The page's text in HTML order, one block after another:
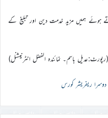
ہوئے ہمیں مزید خدمت دین اور تبلیغ کے
(رپورٹ:عدیل باسم۔ نمائندہ الفضل انٹرنیشنل)
دوسرا ریفریشر کورس